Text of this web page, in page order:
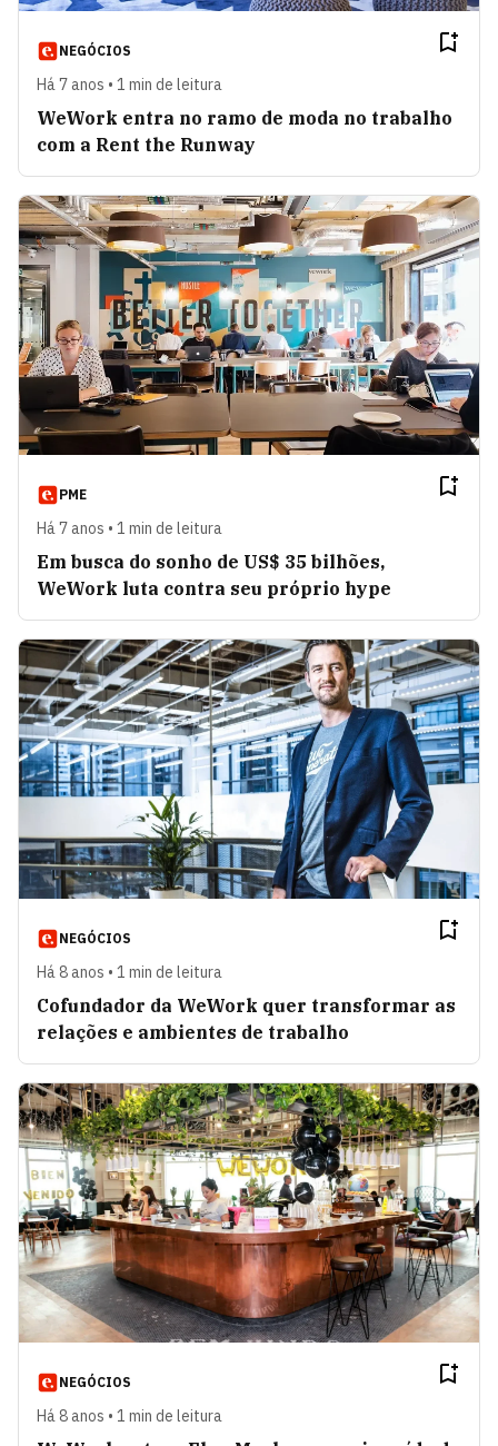
NEGÓCIOS
Há 7 anos • 1 min de leitura
WeWork entra no ramo de moda no trabalho
com a Rent the Runway
PME
Há 7 anos • 1 min de leitura
Em busca do sonho de US$ 35 bilhões,
WeWork luta contra seu próprio hype
NEGÓCIOS
Há 8 anos • 1 min de leitura
Cofundador da WeWork quer transformar as
relações e ambientes de trabalho
NEGÓCIOS
Há 8 anos • 1 min de leitura